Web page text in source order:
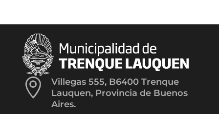

Villegas 555, B6400 Trenque
Lauquen, Provincia de Buenos
Aires.